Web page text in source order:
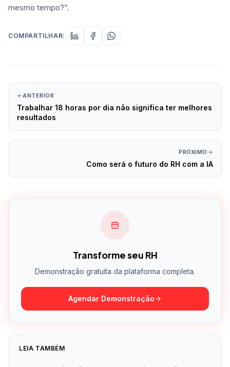
mesmo tempo?”.
COMPARTILHAR:
ANTERIOR
Trabalhar 18 horas por dia não significa ter melhores
resultados
PRÓXIMO
Como será o futuro do RH com a IA
Transforme seu RH
Demonstração gratuita da plataforma completa.
Agendar Demonstração
LEIA TAMBÉM